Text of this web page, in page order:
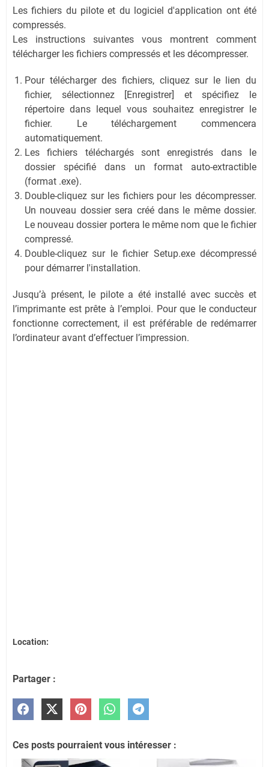
Les fichiers du pilote et du logiciel d'application ont été
compressés.
Les instructions suivantes vous montrent comment
télécharger les fichiers compressés et les décompresser.
Pour télécharger des fichiers, cliquez sur le lien du
fichier, sélectionnez [Enregistrer] et spécifiez le
répertoire dans lequel vous souhaitez enregistrer le
fichier. Le téléchargement commencera
automatiquement.
Les fichiers téléchargés sont enregistrés dans le
dossier spécifié dans un format auto-extractible
(format .exe).
Double-cliquez sur les fichiers pour les décompresser.
Un nouveau dossier sera créé dans le même dossier.
Le nouveau dossier portera le même nom que le fichier
compressé.
Double-cliquez sur le fichier Setup.exe décompressé
pour démarrer l'installation.
Jusqu’à présent, le pilote a été installé avec succès et
l’imprimante est prête à l’emploi. Pour que le conducteur
fonctionne correctement, il est préférable de redémarrer
l’ordinateur avant d’effectuer l’impression.
Location:
Partager :
Ces posts pourraient vous intéresser :